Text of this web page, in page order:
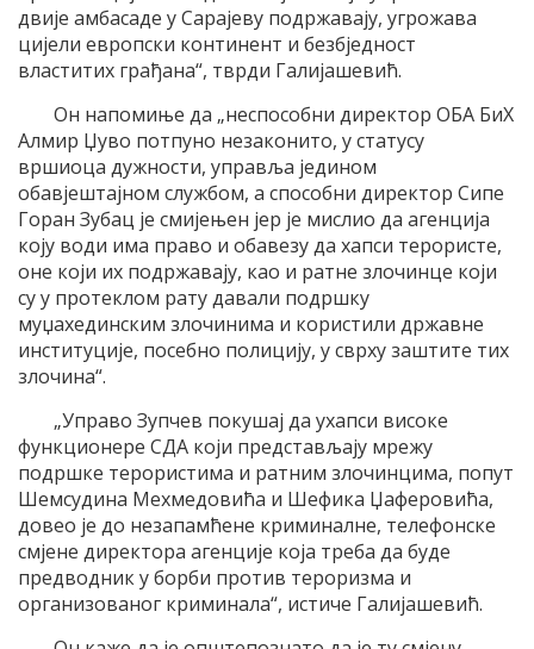
двије амбасаде у Сарајеву подржавају, угрожава
цијели европски континент и безбједност
властитих грађана“, тврди Галијашевић.
Он напомиње да „неспособни директор ОБА БиХ
Алмир Џуво потпуно незаконито, у статусу
вршиоца дужности, управља једином
обавјештајном службом, а способни директор Сипе
Горан Зубац је смијењен јер је мислио да агенција
коју води има право и обавезу да хапси терористе,
оне који их подржавају, као и ратне злочинце који
су у протеклом рату давали подршку
муџахединским злочинима и користили државне
институције, посебно полицију, у сврху заштите тих
злочина“.
„Управо Зупчев покушај да ухапси високе
функционере СДА који представљају мрежу
подршке терористима и ратним злочинцима, попут
Шемсудина Мехмедовића и Шефика Џаферовића,
довео је до незапамћене криминалне, телефонске
смјене директора агенције која треба да буде
предводник у борби против тероризма и
организованог криминала“, истиче Галијашевић.